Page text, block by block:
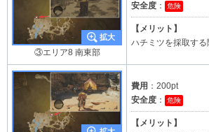
③エリア8 南東部
安全度 ： 危険
【メリット】
ハチミツを採取する
費用 ：200pt
安全度 ： 危険
【メリット】